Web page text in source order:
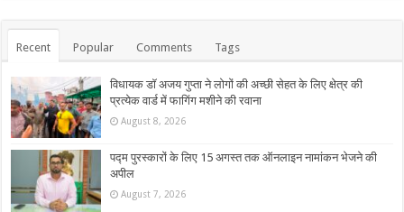
Recent Popular Comments Tags
विधायक डॉ अजय गुप्ता ने लोगों की अच्छी सेहत के लिए क्षेत्र की
प्रत्येक वार्ड में फागिंग मशीने की रवाना
August 8, 2026
पद्म पुरस्कारों के लिए 15 अगस्त तक ऑनलाइन नामांकन भेजने की
अपील
August 7, 2026